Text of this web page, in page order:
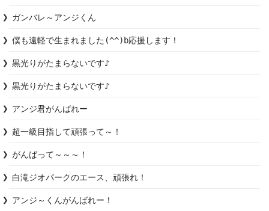
ガンバレ～アンジくん
僕も遠軽で生まれました(^^)b応援します！
黒光りがたまらないです♪
黒光りがたまらないです♪
アンジ君がんばれー
超一級目指して頑張って～！
がんばって～～～！
白滝ジオパークのエース、頑張れ！
アンジ～くんがんばれー！